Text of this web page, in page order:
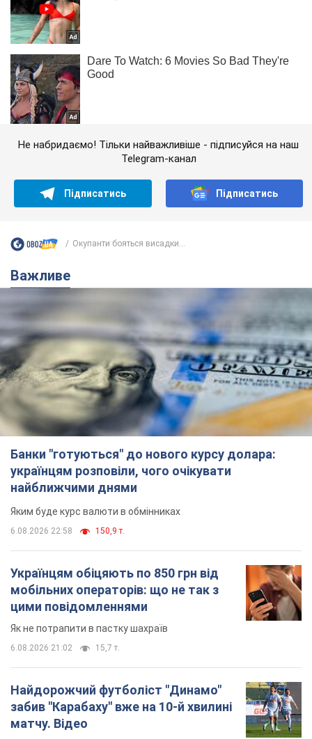
Не набридаємо! Тільки найважливіше - підписуйся на наш
Telegram-канал
Підписатись Підписатись
Окупанти бояться висадки...
Важливе
Банки "готуються" до нового курсу долара:
українцям розповіли, чого очікувати
найближчими днями
Яким буде курс валюти в обмінниках
6.08.2026 22:58 150,9 т.
Українцям обіцяють по 850 грн від
мобільних операторів: що не так з
цими повідомленнями
Як не потрапити в пастку шахраїв
6.08.2026 21:02 15,7 т.
Найдорожчий футболіст "Динамо"
забив "Карабаху" вже на 10-й хвилині
матчу. Відео